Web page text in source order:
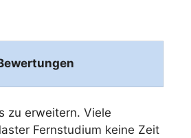
zu erweitern. Viele
Fernstudium keine Zeit